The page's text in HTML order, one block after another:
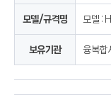
모델/규격명 모델 :
보유기관 융복합